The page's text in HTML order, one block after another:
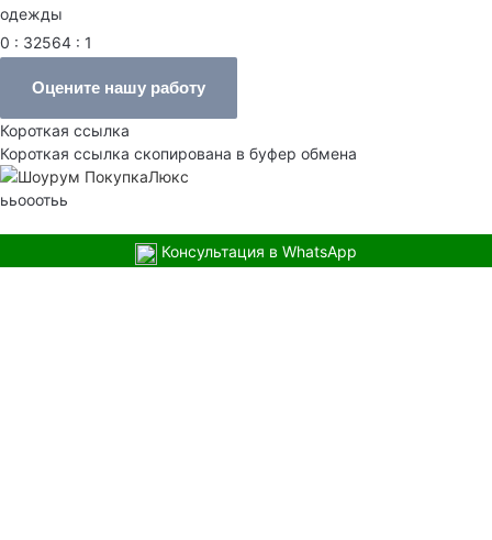
одежды
0 : 32564 : 1
Оцените нашу работу
Короткая ссылка
Короткая ссылка скопирована в буфер обмена
ььооотьь
Консультация в WhatsApp